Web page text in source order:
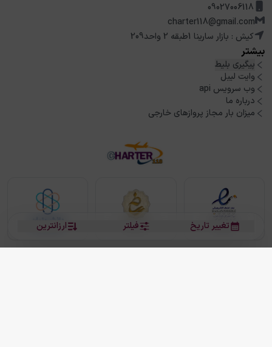
ارزانترین فیلتر تغییر تاریخ
09027006118
charter118@gmail.com
کیش : بازار سارینا 1طبقه 2 واحد209
بیشتر
پیگیری بلیط
وایت لیبل
وب سرویس api
درباره ما
میزان بار مجاز پروازهای خارجی